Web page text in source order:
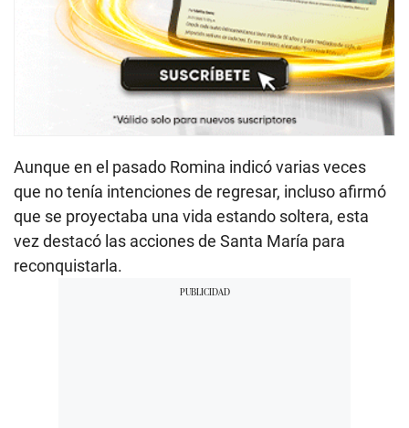
Aunque en el pasado Romina indicó varias veces
que no tenía intenciones de regresar, incluso afirmó
que se proyectaba una vida estando soltera, esta
vez destacó las acciones de Santa María para
reconquistarla.